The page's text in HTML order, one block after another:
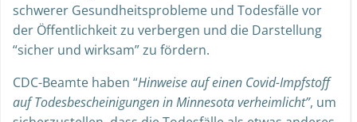
schwerer Gesundheitsprobleme und Todesfälle vor
der Öffentlichkeit zu verbergen und die Darstellung
“sicher und wirksam” zu fördern.
CDC-Beamte haben “Hinweise auf einen Covid-Impfstoff
auf Todesbescheinigungen in Minnesota verheimlicht”, um